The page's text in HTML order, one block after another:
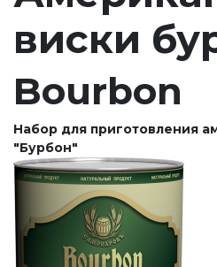
виски
Bourbon
Набор для приготовления
"Бурбон"